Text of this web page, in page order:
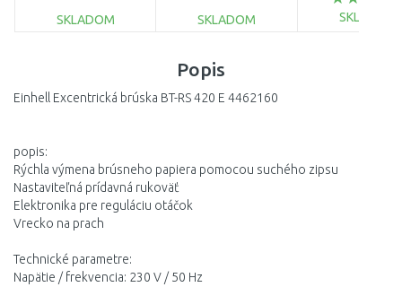
SKLADOM
SKLADOM
Porovnať
SKLADOM
Popis
Einhell Excentrická brúska BT-RS 420 E 4462160
popis:
Rýchla výmena brúsneho papiera pomocou suchého zipsu
Nastaviteľná prídavná rukoväť
Elektronika pre reguláciu otáčok
Vrecko na prach
Technické parametre:
Napätie / frekvencia: 230 V / 50 Hz